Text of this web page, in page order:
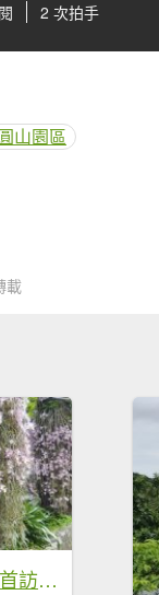
2 次拍手
山園區
載
人生首見 #花旗木 #花博公園 首訪 #法雨山普宜苑 #石斛蘭 #守城滿山紅 4/21&23